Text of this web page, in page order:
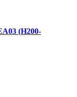
(H200-